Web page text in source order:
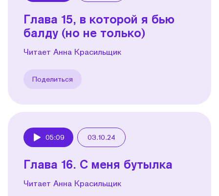
Глава 15, в которой я бью
балду (но не только)
Читает Анна Красильщик
Поделиться
05:09 03.10.24
Глава 16. С меня бутылка
Читает Анна Красильщик